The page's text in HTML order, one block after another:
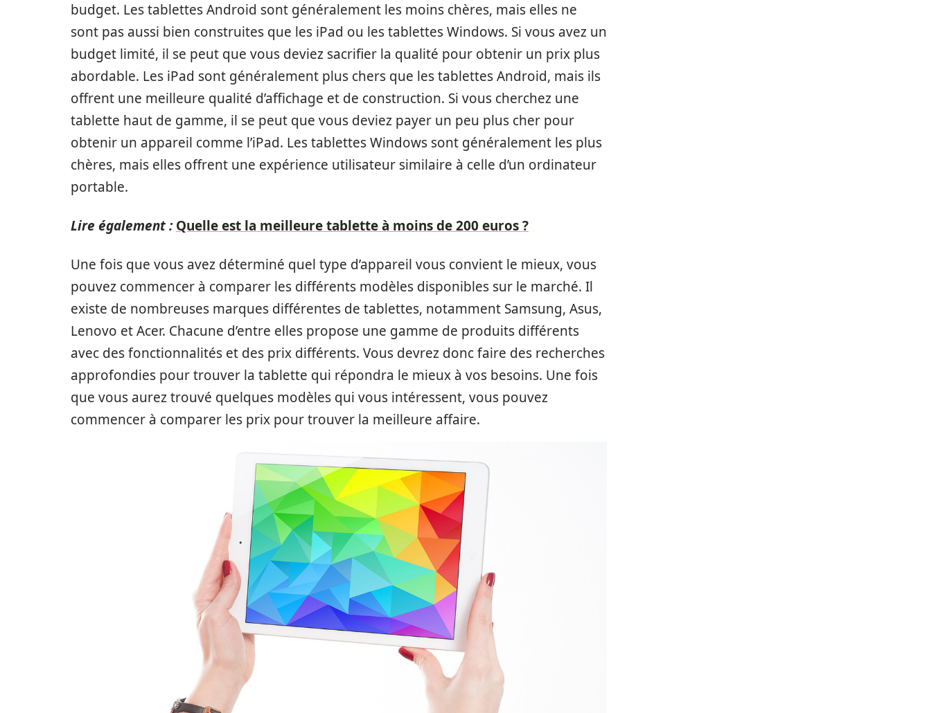
budget. Les tablettes Android sont généralement les moins chères, mais elles ne
sont pas aussi bien construites que les iPad ou les tablettes Windows. Si vous avez un
budget limité, il se peut que vous deviez sacrifier la qualité pour obtenir un prix plus
abordable. Les iPad sont généralement plus chers que les tablettes Android, mais ils
offrent une meilleure qualité d’affichage et de construction. Si vous cherchez une
tablette haut de gamme, il se peut que vous deviez payer un peu plus cher pour
obtenir un appareil comme l’iPad. Les tablettes Windows sont généralement les plus
chères, mais elles offrent une expérience utilisateur similaire à celle d’un ordinateur
portable.
Lire également : Quelle est la meilleure tablette à moins de 200 euros ?
Une fois que vous avez déterminé quel type d’appareil vous convient le mieux, vous
pouvez commencer à comparer les différents modèles disponibles sur le marché. Il
existe de nombreuses marques différentes de tablettes, notamment Samsung, Asus,
Lenovo et Acer. Chacune d’entre elles propose une gamme de produits différents
avec des fonctionnalités et des prix différents. Vous devrez donc faire des recherches
approfondies pour trouver la tablette qui répondra le mieux à vos besoins. Une fois
que vous aurez trouvé quelques modèles qui vous intéressent, vous pouvez
commencer à comparer les prix pour trouver la meilleure affaire.